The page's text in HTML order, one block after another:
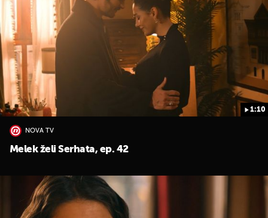
1:10
NOVA TV
Melek želi Serhata, ep. 42